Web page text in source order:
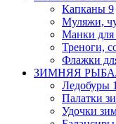
Капканы 9
Муляжи,
Манки для
Треноги,
Флажки
ЗИМНЯЯ
Ледобуры
Палатки
Удочки